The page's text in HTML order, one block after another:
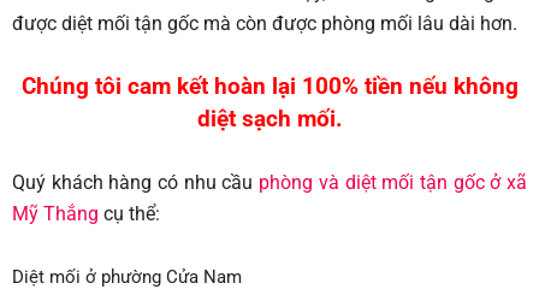
được diệt mối tận gốc mà còn được phòng mối lâu dài hơn.
Chúng tôi cam kết hoàn lại 100% tiền nếu không
diệt sạch mối.
Quý khách hàng có nhu cầu phòng và diệt mối tận gốc ở xã
Mỹ Thắng cụ thể:
Diệt mối ở phường Cửa Nam